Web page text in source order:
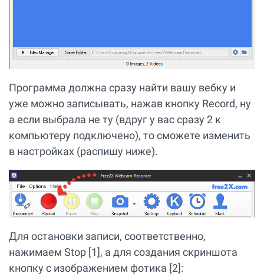
Программа должна сразу найти вашу вебку и
уже можно записывать, нажав кнопку Record, ну
а если выбрала не ту (вдруг у вас сразу 2 к
компьютеру подключено), то сможете изменить
в настройках (распишу ниже).
Для остановки записи, соответственно,
нажимаем Stop [1], а для создания скриншота
кнопку с изображением фотика [2]: